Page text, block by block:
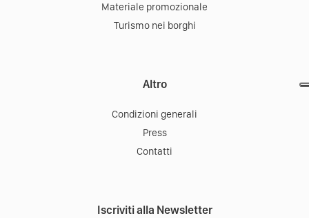
Materiale promozionale
Turismo nei borghi
Altro
Condizioni generali
Press
Contatti
Iscriviti alla Newsletter